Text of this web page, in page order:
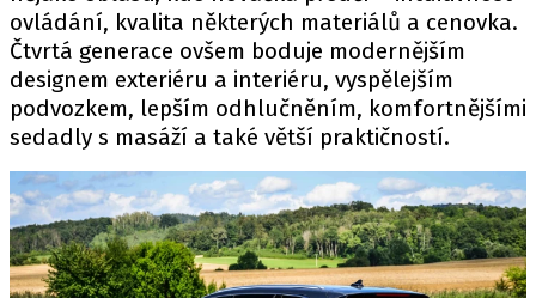
ovládání, kvalita některých materiálů a cenovka.
Čtvrtá generace ovšem boduje modernějším
designem exteriéru a interiéru, vyspělejším
podvozkem, lepším odhlučněním, komfortnějšími
sedadly s masáží a také větší praktičností.